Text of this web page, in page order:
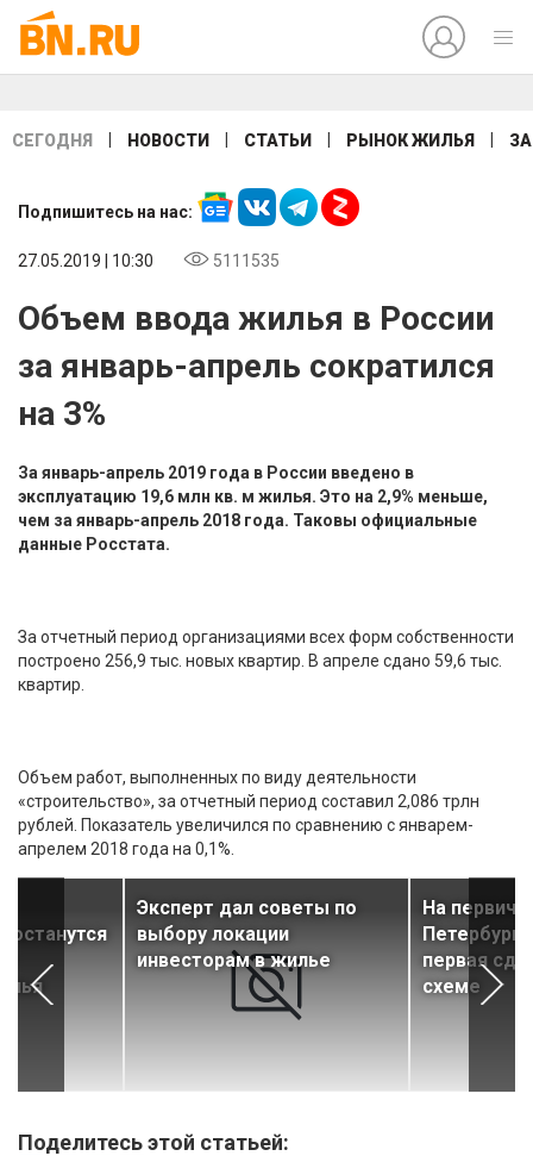
СЕГОДНЯ НОВОСТИ СТАТЬИ РЫНОК ЖИЛЬЯ
Подпишитесь на нас:
27.05.2019 | 10:30 5111535
Объем ввода жилья в России
за январь-апрель сократился
на 3%
За январь-апрель 2019 года в России введено в
эксплуатацию 19,6 млн кв. м жилья. Это на 2,9% меньше,
чем за январь-апрель 2018 года. Таковы официальные
данные Росстата.
За отчетный период организациями всех форм собственности
построено 256,9 тыс. новых квартир. В апреле сдано 59,6 тыс.
квартир.
Объем работ, выполненных по виду деятельности
«строительство», за отчетный период составил 2,086 трлн
рублей. Показатель увеличился по сравнению с январем-
апрелем 2018 года на 0,1%.
останутся
Эксперт дал советы по
выбору локации
инвесторам в жилье
На
первая
схеме
Поделитесь этой статьей: